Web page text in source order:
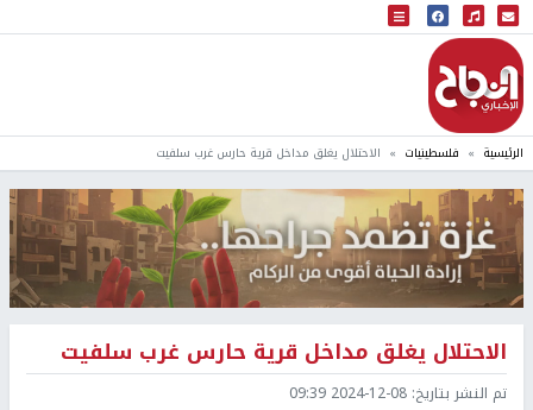
البث المباشر
إذاعة النجاح
الرئيسية فلسطينيات الاحتلال يغلق مداخل قرية حارس غرب سلفيت
الاحتلال يغلق مداخل قرية حارس غرب سلفيت
تم النشر بتاريخ: 2024-12-08 09:39